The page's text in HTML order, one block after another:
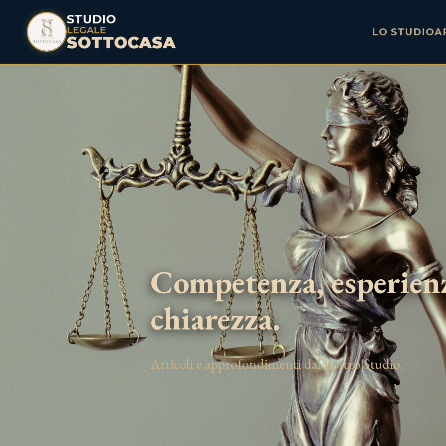
STUDIO
LEGALE
SOTTOCASA
LO STUDIO
Competenza,
chiarezza.
Articoli e approfondimenti dal nostro Studio.